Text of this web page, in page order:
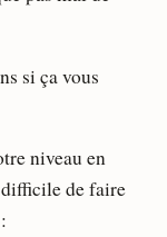
si ça vous
niveau en
difficile de faire